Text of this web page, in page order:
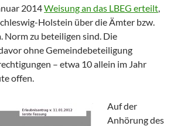
2014Weisung an das LBEG erteilt,
Holstein über die Ämter bzw.
Norm zu beteiligen sind. Die
ohne Gemeindebeteiligung
– etwa 10 allein im Jahr
offen.
Auf der
Anhörung des